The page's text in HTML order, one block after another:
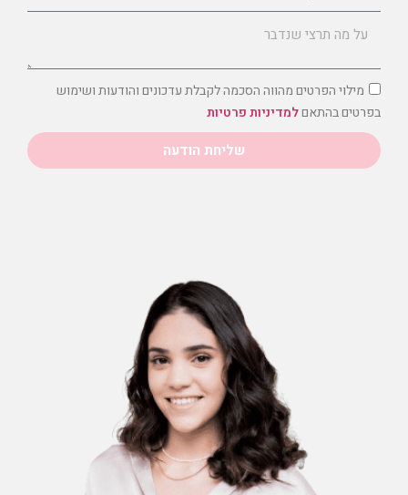
מילוי הפרטים מהווה הסכמה לקבלת עדכונים והודעות ושימוש
בפרטים בהתאםלמדיניות פרטיות
שליחת הודעה